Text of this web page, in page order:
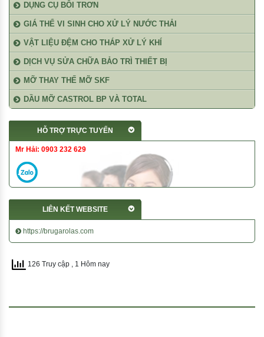
DỤNG CỤ BÔI TRƠN
GIÁ THỂ VI SINH CHO XỬ LÝ NƯỚC THẢI
VẬT LIỆU ĐỆM CHO THÁP XỬ LÝ KHÍ
DỊCH VỤ SỬA CHỮA BẢO TRÌ THIẾT BỊ
MỠ THAY THẾ MỠ SKF
DẦU MỠ CASTROL BP VÀ TOTAL
HỖ TRỢ TRỰC TUYẾN
Mr Hải: 0903 232 629
LIÊN KẾT WEBSITE
https://brugarolas.com
126 Truy cập , 1 Hôm nay